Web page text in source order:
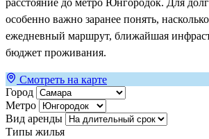
расстояние до метро Юнгородок. Для
особенно важно заранее понять,
ежедневный маршрут, ближайшая
бюджет проживания.
Смотреть на карте
Город
Метро
Вид аренды
Типы жилья